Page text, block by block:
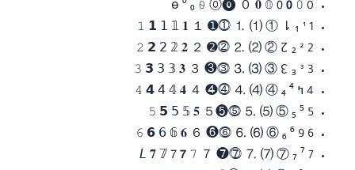
0 ɵ ⁰ ₀ ⍬ ⓪⓿ ０ 𝟎 𝟘 𝟢 𝟬 𝟶
1 ¹ ₁ ⇂ ① ⑴ ⒈ ⓵➊ １ 𝟏 𝟙 𝟣 𝟭 𝟷
2 ² ₂ ↊ ② ⑵ ⒉ ⓶➋ ２ 𝟐 𝟚 𝟤 𝟮 𝟸
3 ³ ₃ ↋ ③ ⑶ ⒊ ⓷❸ ３ 𝟑 𝟛 𝟥 𝟯 𝟹
4 ߤ ⁴ ₄ ④ ⑷ ⒋ ⓸❹ ４ 𝟒 𝟜 𝟦 𝟰 𝟺
5 ⁵ ₅ ⑤ ⑸ ⒌ ⓹❺５ 𝟓 𝟝 𝟧 𝟱 𝟻
6 9 ⁶ ₆ ⑥ ⑹ ⒍ ⓺❻ ６ 𝟔 𝟞 𝟨 𝟲 𝟼
7 ⁷ ₇ ⑦ ⑺ ⒎ ⓻❼ ７ 𝘓 𝟕 𝟟 𝟩 𝟳 𝟽